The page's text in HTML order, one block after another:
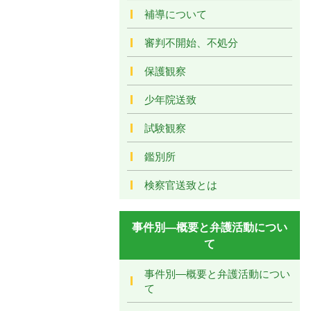
補導について
審判不開始、不処分
保護観察
少年院送致
試験観察
鑑別所
検察官送致とは
事件別―概要と弁護活動につい
て
事件別―概要と弁護活動につい
て